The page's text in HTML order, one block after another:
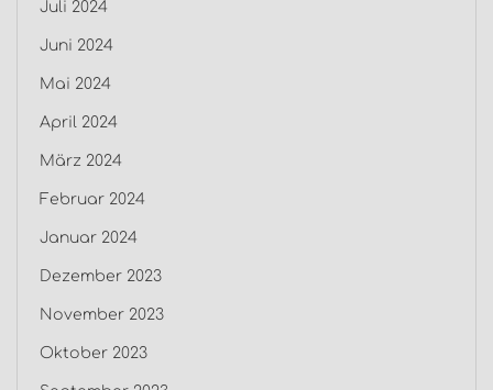
Juli 2024
Juni 2024
Mai 2024
April 2024
März 2024
Februar 2024
Januar 2024
Dezember 2023
November 2023
Oktober 2023